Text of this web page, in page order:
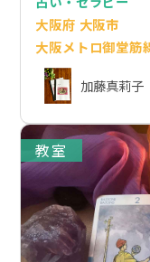
大阪府 大阪市
大阪メトロ御堂筋
加藤真莉子
教室